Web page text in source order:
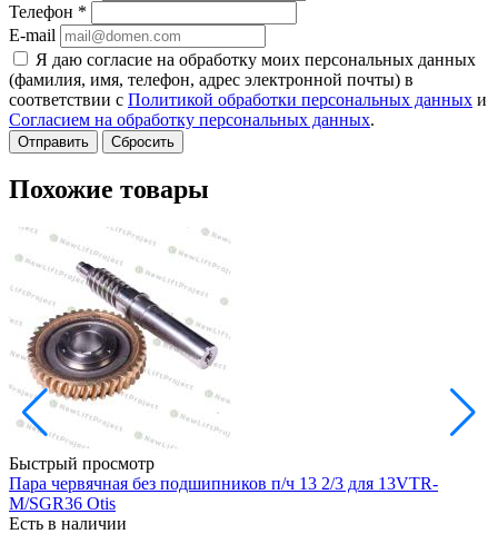
Телефон *
E-mail
Я даю согласие на обработку моих персональных данных
(фамилия, имя, телефон, адрес электронной почты) в
соответствии с Политикой обработки персональных данных и
Согласием на обработку персональных данных.
Сбросить
Похожие товары
Быстрый просмотр
Пара червячная без подшипников п/ч 13 2/3 для 13VTR-
M/SGR36 Otis
Есть в наличии